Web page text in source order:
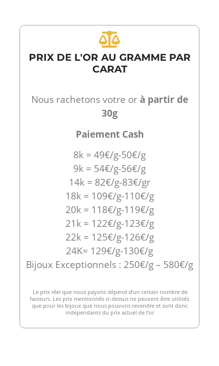
PRIX DE L'OR AU GRAMME PAR
CARAT
Nous rachetons votre orà partir de
30g
Paiement Cash
8k = 49€/g-50€/g
9k = 54€/g-56€/g
14k = 82€/g-83€/gr
18k = 109€/g-110€/g
20k = 118€/g-119€/g
21k = 122€/g-123€/g
22k = 125€/g-126€/g
24K= 129€/g-130€/g
Bijoux Exceptionnels : 250€/g – 580€/g
Le prix réel que nous payons dépend d’un certain nombre de
facteurs. Les prix mentionnés ci-dessus ne peuvent être utilisés
que pour les bijoux que nous pouvons revendre et sont donc
indépendants du prix actuel de l’or